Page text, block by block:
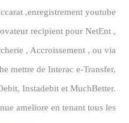
,enregistrement youtube
recipient pour NetEnt ,
, Accroissement , ou via
mettre de Interac e-Transfer,
Instadebit et MuchBetter.
ameliore en tenant tous les